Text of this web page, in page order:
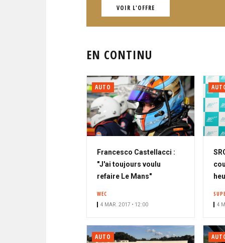
VOIR L'OFFRE
EN CONTINU
AUTO
Francesco Castellacci :
"J'ai toujours voulu
refaire Le Mans"
WEC
4 MAR. 2017 • 12:00 4
AUTO